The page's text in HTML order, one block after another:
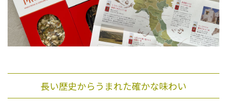
長い歴史からうまれた確かな味わい